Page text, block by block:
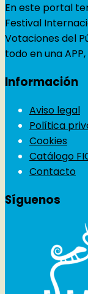
En este portal
Festival
Votaciones del
todo en una
Información
Aviso legal
Política
Cookies
Catálogo
Contacto
Síguenos